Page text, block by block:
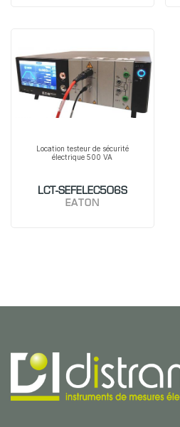
Location testeur de sécurité
électrique 500 VA
LCT-SEFELEC506S
EATON